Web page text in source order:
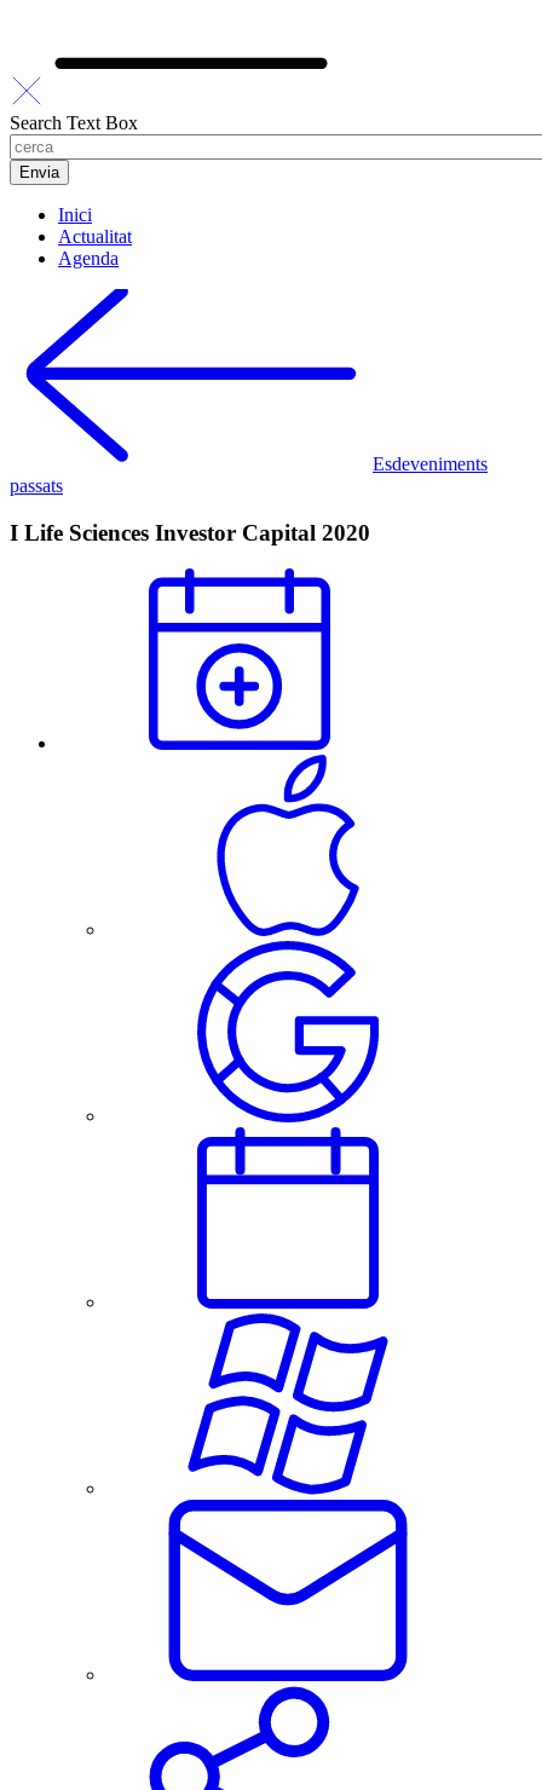
Search Text Box
Inici
Actualitat
Agenda
Esdeveniments
passats
I Life Sciences Investor Capital 2020